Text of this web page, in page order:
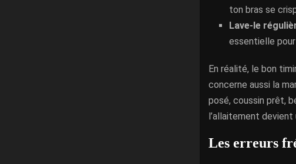
ton bras se
Lave-le
essentielle
En réalité, le bon
concerne aussi la
posé, coussin prêt,
l’allaitement devient
Les erreurs